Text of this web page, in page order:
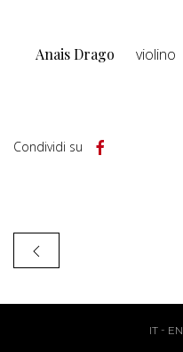
Anais Drago violino
Condividi su
IT- EN